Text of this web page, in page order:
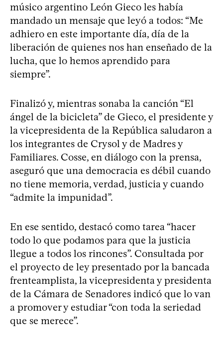
músico argentino León Gieco les había
mandado un mensaje que leyó a todos: “Me
adhiero en este importante día, día de la
liberación de quienes nos han enseñado de la
lucha, que lo hemos aprendido para
siempre”.
Finalizó y, mientras sonaba la canción “El
ángel de la bicicleta” de Gieco, el presidente y
la vicepresidenta de la República saludaron a
los integrantes de Crysol y de Madres y
Familiares. Cosse, en diálogo con la prensa,
aseguró que una democracia es débil cuando
no tiene memoria, verdad, justicia y cuando
“admite la impunidad”.
En ese sentido, destacó como tarea “hacer
todo lo que podamos para que la justicia
llegue a todos los rincones”. Consultada por
el proyecto de ley presentado por la bancada
frenteamplista, la vicepresidenta y presidenta
de la Cámara de Senadores indicó que lo van
a promover y estudiar “con toda la seriedad
que se merece”.